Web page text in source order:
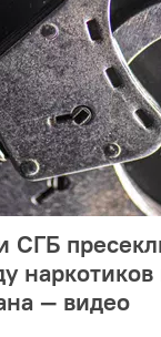
СГБ
наркотиков
— видео